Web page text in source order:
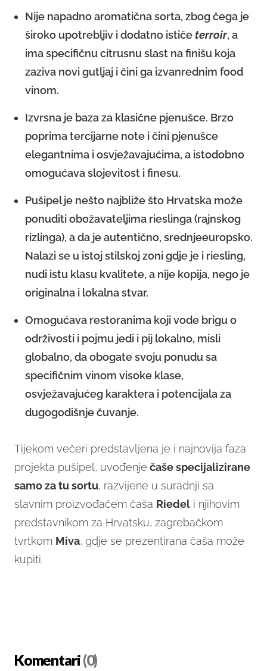
Nije napadno aromatična sorta, zbog čega je
široko upotrebljiv i dodatno ističe terroir, a
ima specifičnu citrusnu slast na finišu koja
zaziva novi gutljaj i čini ga izvanrednim food
vinom.
Izvrsna je baza za klasične pjenušce. Brzo
poprima tercijarne note i čini pjenušce
elegantnima i osvježavajućima, a istodobno
omogućava slojevitost i finesu.
Pušipel je nešto najbliže što Hrvatska može
ponuditi obožavateljima rieslinga (rajnskog
rizlinga), a da je autentično, srednjeeuropsko.
Nalazi se u istoj stilskoj zoni gdje je i riesling,
nudi istu klasu kvalitete, a nije kopija, nego je
originalna i lokalna stvar.
Omogućava restoranima koji vode brigu o
održivosti i pojmu jedi i pij lokalno, misli
globalno, da obogate svoju ponudu sa
specifičnim vinom visoke klase,
osvježavajućeg karaktera i potencijala za
dugogodišnje čuvanje.
Tijekom večeri predstavljena je i najnovija faza
projekta pušipel, uvođenje čaše specijalizirane
samo za tu sortu, razvijene u suradnji sa
slavnim proizvođačem čaša Riedel i njihovim
predstavnikom za Hrvatsku, zagrebačkom
tvrtkom Miva, gdje se prezentirana čaša može
kupiti.
Komentari(0)